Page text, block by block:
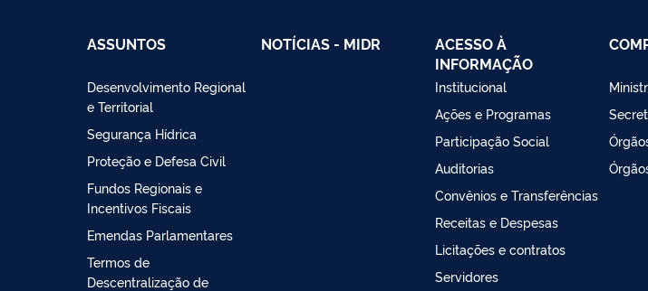
ASSUNTOS
Desenvolvimento Regional
e Territorial
Segurança Hídrica
Proteção e Defesa Civil
Fundos Regionais e
Incentivos Fiscais
Emendas Parlamentares
Termos de
Descentralização de
NOTÍCIAS - MIDR
ACESSO À
INFORMAÇÃO
Institucional
Ações e Programas
Participação Social
Auditorias
Convênios e Transferências
Receitas e Despesas
Licitações e contratos
Servidores